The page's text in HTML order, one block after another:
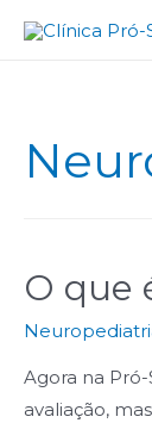
O que
Agora na
avaliação,